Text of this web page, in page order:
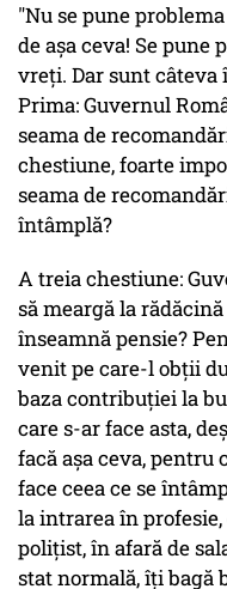
"Nu se pune
de aşa ceva! Se pune
vreţi. Dar sunt câteva
Prima: Guvernul
seama de
chestiune, foarte
seama de
întâmplă?
A treia chestiune:
să meargă la
înseamnă pensie?
venit pe care-l obţii
baza contribuţiei la
care s-ar face asta,
facă aşa ceva, pentru
face ceea ce se
la intrarea în
poliţist, în afară de
stat normală, îţi bagă